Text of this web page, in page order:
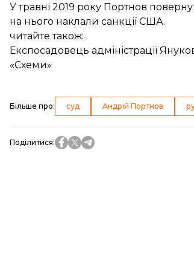
У травні 2019 року Портнов
на нього наклали санкції США.
читайте також:
Експосадовець адміністрації
«Схеми»
Більше про: суд Андрій Портнов
Поділитися: